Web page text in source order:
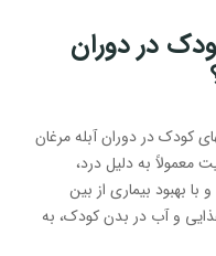
در دوران
کودک در دوران آبله مرغان
به دلیل درد،
بهبود بیماری از بین
و آب در بدن کودک، به